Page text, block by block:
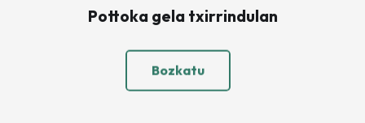
Pottoka gela txirrindulan
Bozkatu